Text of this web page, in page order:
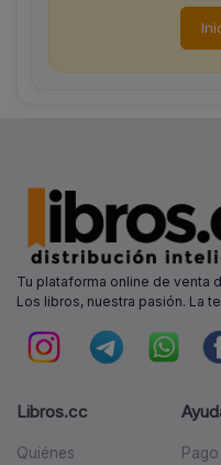
Tu plataforma online de venta
Los libros, nuestra pasión. La
Libros.cc
Quiénes